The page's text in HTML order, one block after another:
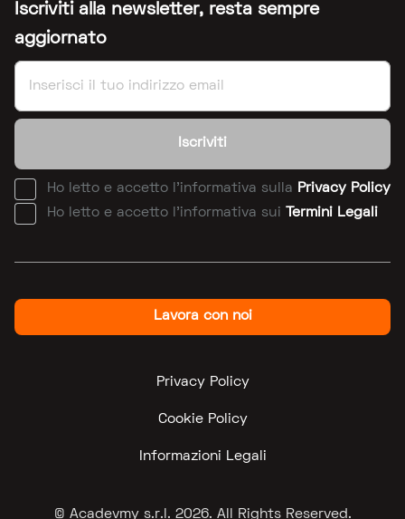
© Acadevmy s.r.l. 2026. All Rights Reserved.
Iscriviti alla newsletter, resta sempre
aggiornato
Iscriviti
Ho letto e accetto l'informativa sulla
Privacy Policy
Ho letto e accetto l'informativa sui
Termini Legali
Lavora con noi
Privacy Policy
Cookie Policy
Informazioni Legali